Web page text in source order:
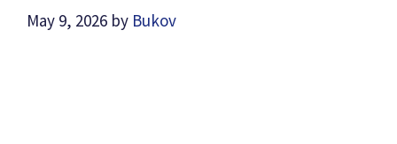
May 9, 2026 by Bukov